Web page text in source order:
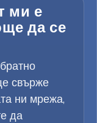
ми е
да се
свърже
ни мрежа,
да